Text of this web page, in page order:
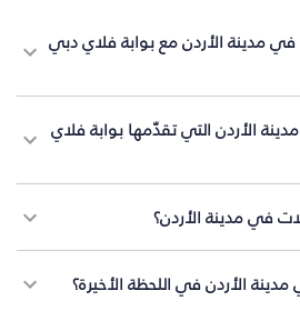
مدينة الأردن مع بوابة فلاي دبي
الأردن التي تقدّمها بوابة فلاي
في مدينة الأردن؟
الأردن في اللحظة الأخيرة؟